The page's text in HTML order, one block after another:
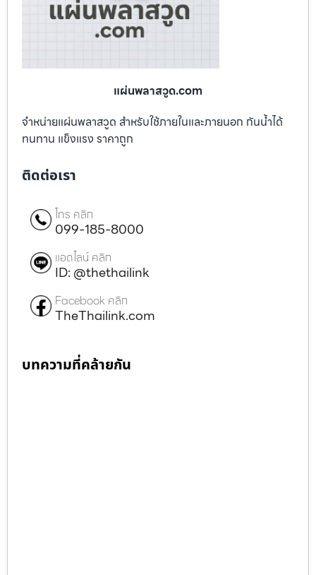
แผ่นพลาสวูด.com
จำหน่ายแผ่นพลาสวูด สำหรับใช้ภายในและภายนอก กันน้ำได้
ทนทาน แข็งแรง ราคาถูก
ติดต่อเรา
โทร คลิก
099-185-8000
แอดไลน์ คลิก
ID: @thethailink
Facebook คลิก
TheThailink.com
บทความที่คล้ายกัน